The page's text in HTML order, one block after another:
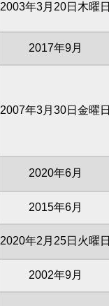
2003年3月20日木曜日
2017年9月
2007年3月30日金曜日
2020年6月
2015年6月
2020年2月25日火曜日
2002年9月